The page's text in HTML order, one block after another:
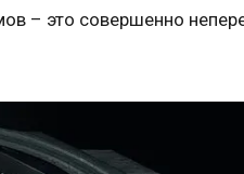
– это совершенно